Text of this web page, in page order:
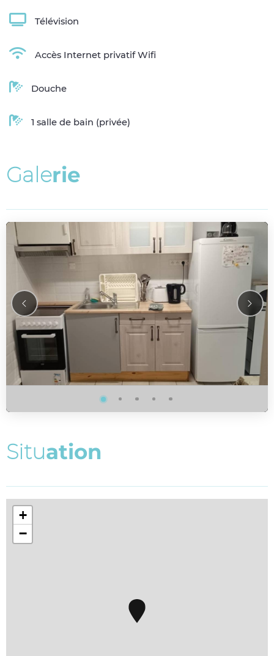
Télévision
Accès Internet privatif Wifi
Douche
1 salle de bain (privée)
Galerie
Situation
+
−